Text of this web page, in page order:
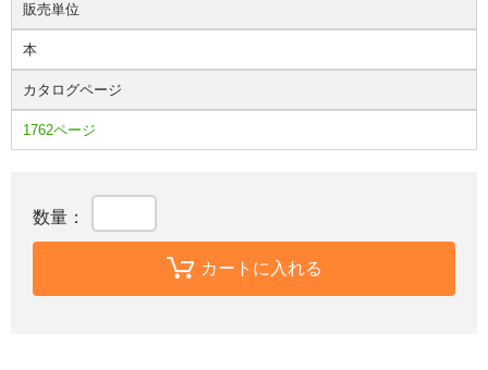
販売単位
本
カタログページ
1762ページ
数量：
カートに入れる